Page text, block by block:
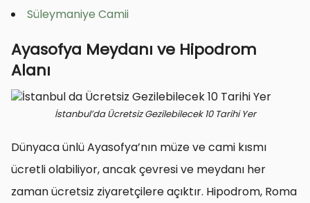
Süleymaniye Camii
Ayasofya Meydanı ve Hipodrom
Alanı
İstanbul’da Ücretsiz Gezilebilecek 10 Tarihi Yer
Dünyaca ünlü Ayasofya’nın müze ve cami kısmı
ücretli olabiliyor, ancak çevresi ve meydanı her
zaman ücretsiz ziyaretçilere açıktır. Hipodrom, Roma